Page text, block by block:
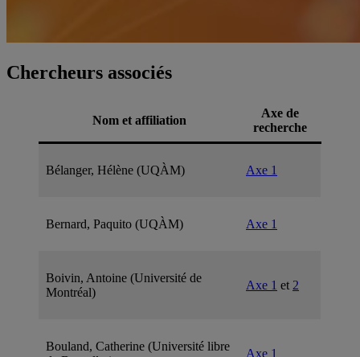
Chercheurs associés
Nom et affiliation
Axe de
recherche
Bélanger, Hélène (UQÀM) Axe 1
Bernard, Paquito (UQÀM) Axe 1
Boivin, Antoine (Université de
Montréal)
Axe 1 et 2
Bouland, Catherine (Université libre
Axe 1